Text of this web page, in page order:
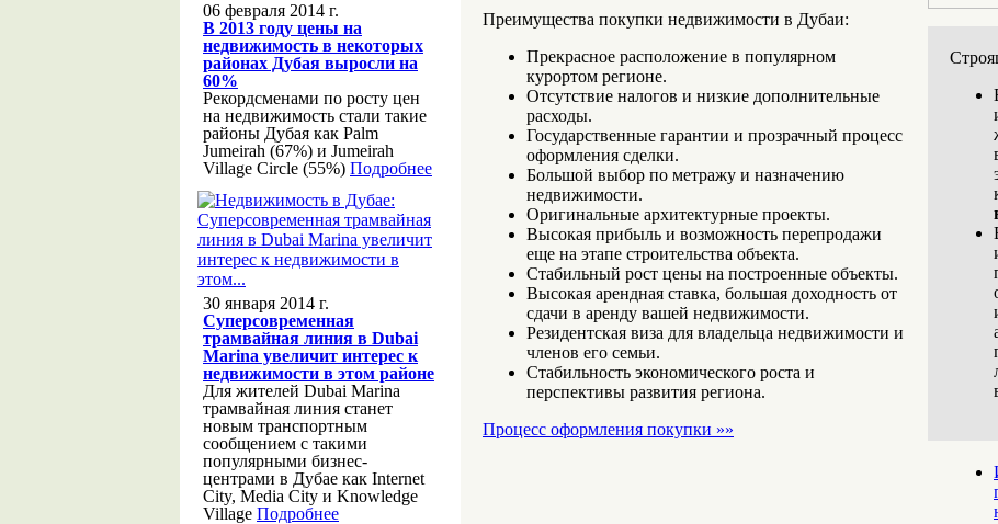
Преимущества покупки недвижимости в Дубаи:
Прекрасное расположение в популярном
курортом регионе.
Отсутствие налогов и низкие дополнительные
расходы.
Государственные гарантии и прозрачный процесс
оформления сделки.
Большой выбор по метражу и назначению
недвижимости.
Оригинальные архитектурные проекты.
Высокая прибыль и возможность перепродажи
еще на этапе строительства объекта.
Стабильный рост цены на построенные объекты.
Высокая арендная ставка, большая доходность от
сдачи в аренду вашей недвижимости.
Резидентская виза для владельца недвижимости и
членов его семьи.
Стабильность экономического роста и
перспективы развития региона.
Процесс оформления покупки »»
06 февраля 2014 г.
В 2013 году цены на
недвижимость в некоторых
районах Дубая выросли на
60%
Рекордсменами по росту цен
на недвижимость стали такие
районы Дубая как Palm
Jumeirah (67%) и Jumeirah
Village Circle (55%) Подробнее
30 января 2014 г.
Суперсовременная
трамвайная линия в Dubai
Marina увеличит интерес к
недвижимости в этом районе
Для жителей Dubai Marina
трамвайная линия станет
новым транспортным
сообщением с такими
популярными бизнес-
центрами в Дубае как Internet
City, Media City и Knowledge
Village Подробнее